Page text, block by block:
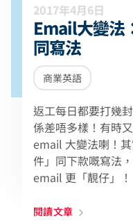
2017年4月6日
Email大變法
同寫法
商業英語
返工每日都要打幾
係差唔多樣！有時
email 大變法喇！
件」同下款嘅寫法
email 更「靚仔」！
閱讀文章